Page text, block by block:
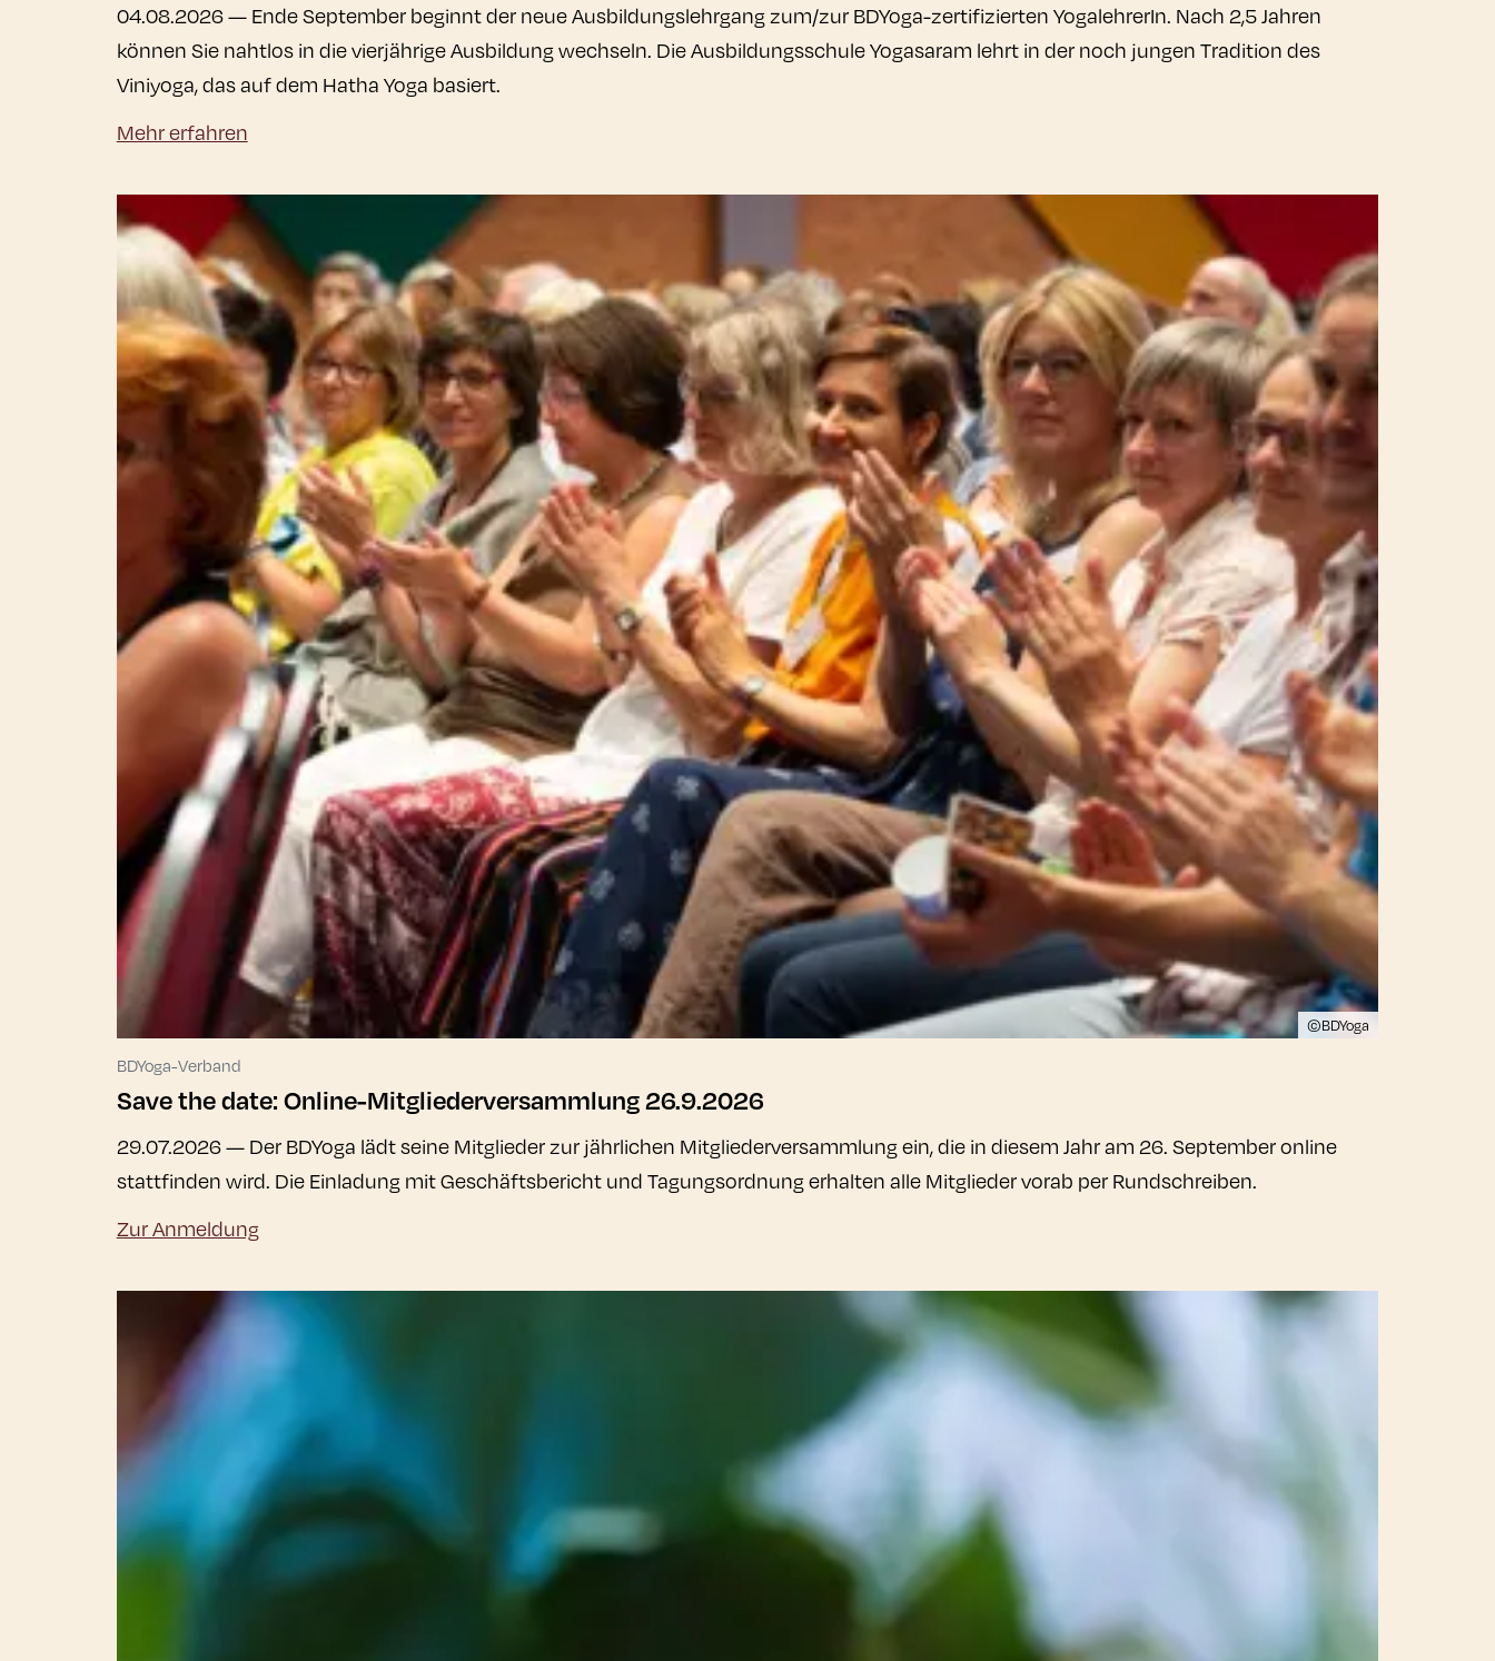
04.08.2026— Ende September beginnt der neue Ausbildungslehrgang zum/zur BDYoga-zertifizierten YogalehrerIn. Nach 2,5 Jahren
können Sie nahtlos in die vierjährige Ausbildung wechseln. Die Ausbildungsschule Yogasaram lehrt in der noch jungen Tradition des
Viniyoga, das auf dem Hatha Yoga basiert.
Mehr erfahren
©BDYoga
BDYoga-Verband
Save the date: Online-Mitgliederversammlung 26.9.2026
29.07.2026— Der BDYoga lädt seine Mitglieder zur jährlichen Mitgliederversammlung ein, die in diesem Jahr am 26. September online
stattfinden wird. Die Einladung mit Geschäftsbericht und Tagungsordnung erhalten alle Mitglieder vorab per Rundschreiben.
Zur Anmeldung